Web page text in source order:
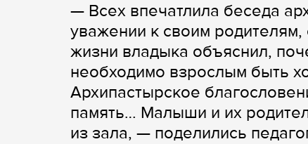
— Всех впечатлила беседа
уважении к своим
жизни владыка объяснил,
необходимо взрослым быть
Архипастырское
память… Малыши и их
из зала, — поделились